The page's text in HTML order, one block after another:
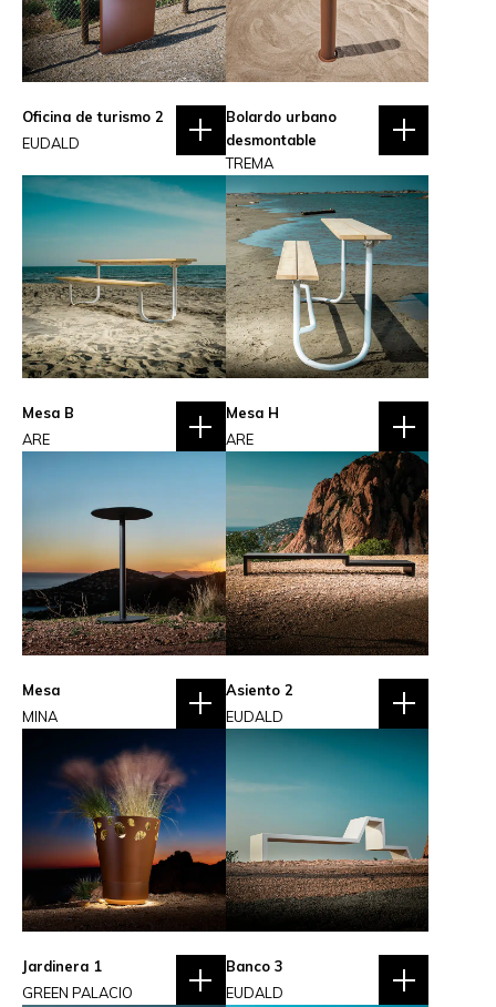
Oficina de turismo 2
EUDALD
Bolardo urbano
desmontable
TREMA
Mesa B
ARE
Mesa H
ARE
Mesa
MINA
Asiento 2
EUDALD
Jardinera 1
GREEN PALACIO
Banco 3
EUDALD